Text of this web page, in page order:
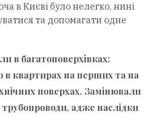
в Києві було нелегко, нині
та допомагати одне
в багатоповерхівках:
в квартирах на перших та на
поверхах. Замінювали
трубопроводи, адже наслідки